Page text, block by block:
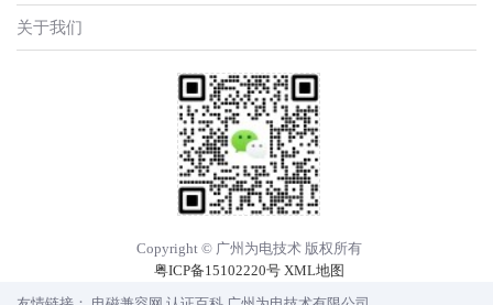
关于我们
Copyright © 广州为电技术 版权所有
粤ICP备15102220号 XML地图